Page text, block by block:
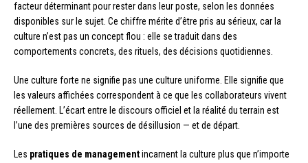
facteur déterminant pour rester dans leur poste, selon les données
disponibles sur le sujet. Ce chiffre mérite d’être pris au sérieux, car la
culture n’est pas un concept flou : elle se traduit dans des
comportements concrets, des rituels, des décisions quotidiennes.
Une culture forte ne signifie pas une culture uniforme. Elle signifie que
les valeurs affichées correspondent à ce que les collaborateurs vivent
réellement. L’écart entre le discours officiel et la réalité du terrain est
l’une des premières sources de désillusion — et de départ.
Les pratiques de managementincarnent la culture plus que n’importe